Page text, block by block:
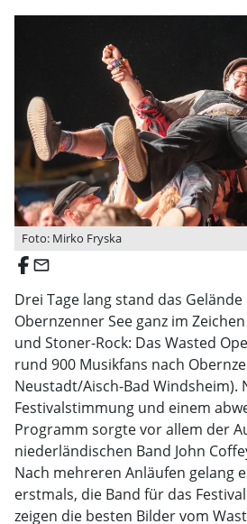
Foto: Mirko Fryska
email
Drei Tage lang stand das
Obernzenner See ganz im
und Stoner-Rock: Das Wasted
rund 900 Musikfans nach
Neustadt/Aisch-Bad Windsheim).
Festivalstimmung und einem
Programm sorgte vor allem der
niederländischen Band John
Nach mehreren Anläufen gelang
erstmals, die Band für das
zeigen die besten Bilder vom